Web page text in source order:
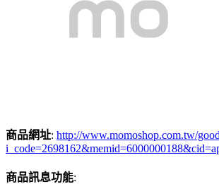
商品網址: http://www.momoshop.com.tw/
商品訊息功能: